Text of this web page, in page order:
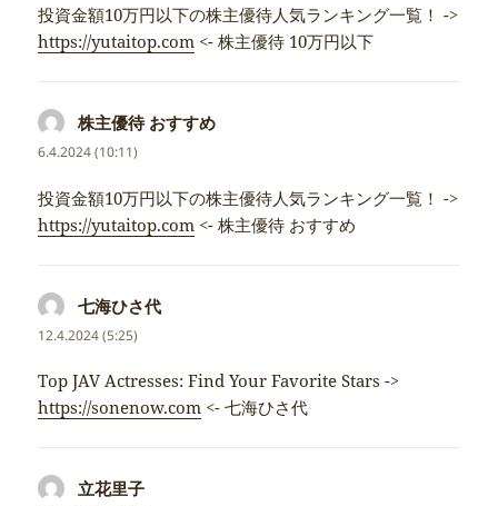
投資金額10万円以下の株主優待人気ランキング一覧！ ->
https://yutaitop.com <- 株主優待 10万円以下
株主優待 おすすめ
6.4.2024 (10:11)
投資金額10万円以下の株主優待人気ランキング一覧！ ->
https://yutaitop.com <- 株主優待 おすすめ
七海ひさ代
12.4.2024 (5:25)
Top JAV Actresses: Find Your Favorite Stars ->
https://sonenow.com <- 七海ひさ代
立花里子